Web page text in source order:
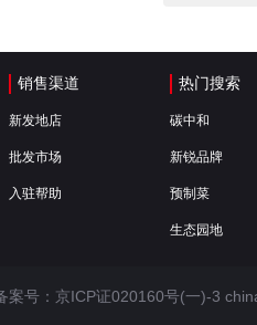
销售渠道
新发地店
批发市场
入驻帮助
热门搜索
碳中和
新锐品牌
预制菜
生态园地
号： 京ICP证020160号(一)-3